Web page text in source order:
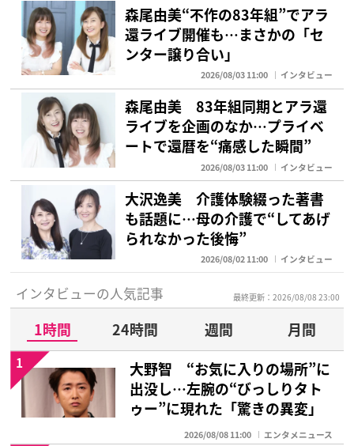
森尾由美“不作の83年組”でアラ
還ライブ開催も…まさかの「セ
ンター譲り合い」
2026/08/03 11:00 インタビュー
森尾由美 83年組同期とアラ還
ライブを企画のなか…プライベ
ートで還暦を“痛感した瞬間”
2026/08/03 11:00 インタビュー
大沢逸美 介護体験綴った著書
も話題に…母の介護で“してあげ
られなかった後悔”
2026/08/02 11:00 インタビュー
インタビューの人気記事 最終更新：2026/08/08 23:00
1時間 24時間 週間
月間
大野智 “お気に入りの場所”に
出没し…左腕の“びっしりタト
ゥー”に現れた「驚きの異変」
2026/08/08 11:00 エンタメニュース
1